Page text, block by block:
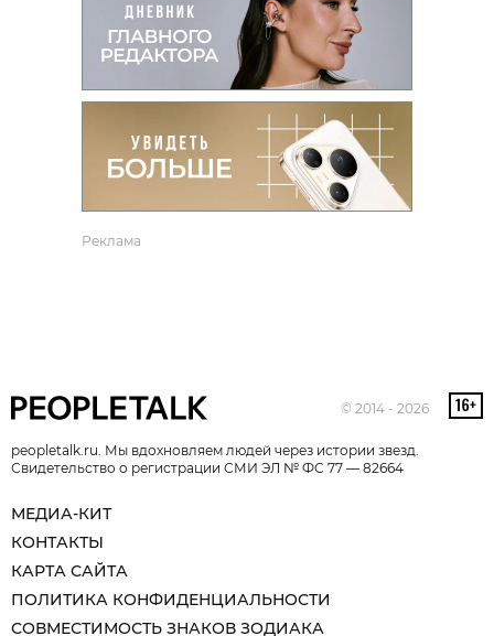
Реклама
© 2014 - 2026
peopletalk.ru. Мы вдохновляем людей через истории звезд.
Свидетельство о регистрации СМИ ЭЛ № ФС 77 — 82664
МЕДИА-КИТ
КОНТАКТЫ
КАРТА САЙТА
ПОЛИТИКА КОНФИДЕНЦИАЛЬНОСТИ
СОВМЕСТИМОСТЬ ЗНАКОВ ЗОДИАКА